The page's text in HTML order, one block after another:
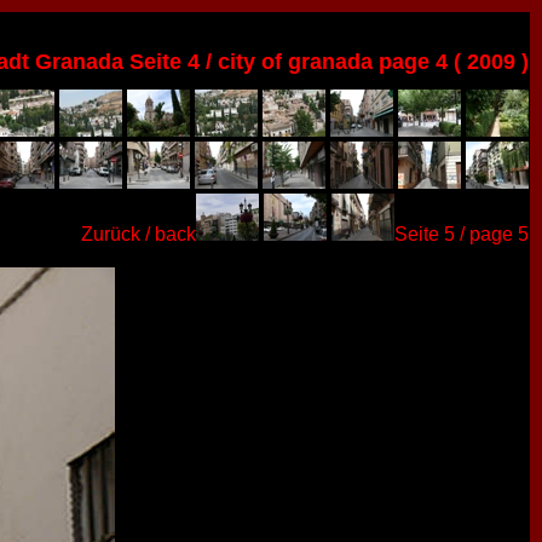
Granada Seite 4 / city of granada page 4 ( 2009 )
Zurück / back Seite 5 / page 5